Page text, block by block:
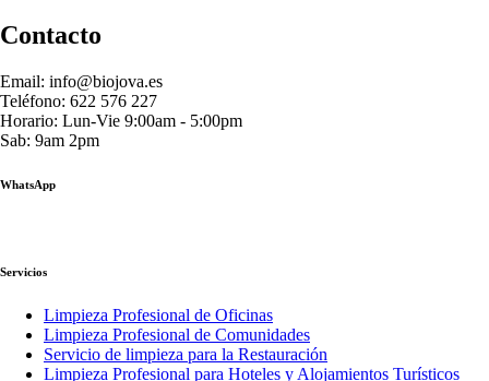
Contacto
Email: info@biojova.es
Teléfono: 622 576 227
Horario: Lun-Vie 9:00am - 5:00pm
Sab: 9am 2pm
WhatsApp
Servicios
Limpieza Profesional de Oficinas
Limpieza Profesional de Comunidades
Servicio de limpieza para la Restauración
Limpieza Profesional para Hoteles y Alojamientos Turísticos